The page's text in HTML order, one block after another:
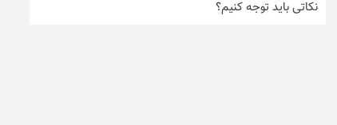
نکاتی باید توجه کنیم؟